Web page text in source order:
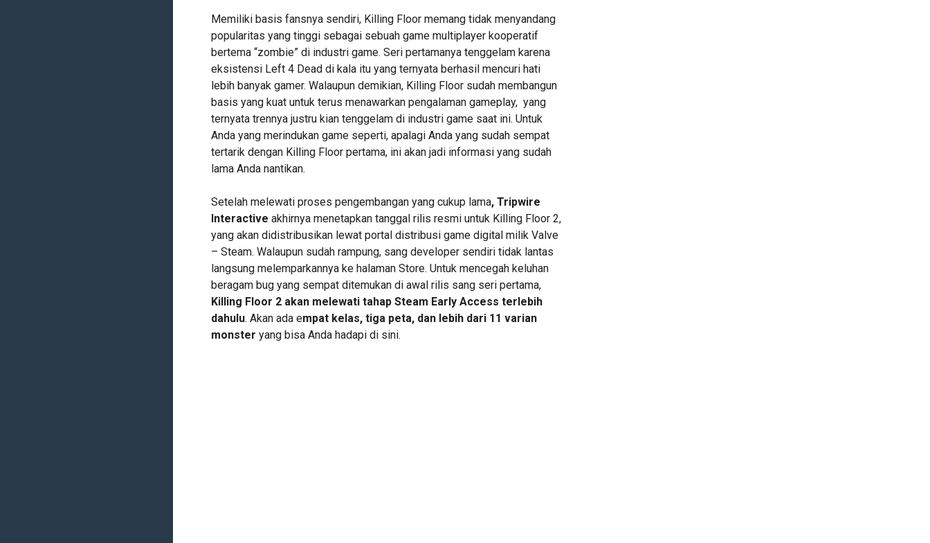
Memiliki basis fansnya sendiri, Killing Floor memang tidak menyandang
popularitas yang tinggi sebagai sebuah game multiplayer kooperatif
bertema “zombie” di industri game. Seri pertamanya tenggelam karena
eksistensi Left 4 Dead di kala itu yang ternyata berhasil mencuri hati
lebih banyak gamer. Walaupun demikian, Killing Floor sudah membangun
basis yang kuat untuk terus menawarkan pengalaman gameplay, yang
ternyata trennya justru kian tenggelam di industri game saat ini. Untuk
Anda yang merindukan game seperti, apalagi Anda yang sudah sempat
tertarik dengan Killing Floor pertama, ini akan jadi informasi yang sudah
lama Anda nantikan.
Setelah melewati proses pengembangan yang cukup lama, Tripwire
Interactive akhirnya menetapkan tanggal rilis resmi untuk Killing Floor 2,
yang akan didistribusikan lewat portal distribusi game digital milik Valve
– Steam. Walaupun sudah rampung, sang developer sendiri tidak lantas
langsung melemparkannya ke halaman Store. Untuk mencegah keluhan
beragam bug yang sempat ditemukan di awal rilis sang seri pertama,
Killing Floor 2 akan melewati tahap Steam Early Access terlebih
dahulu. Akan ada empat kelas, tiga peta, dan lebih dari 11 varian
monster yang bisa Anda hadapi di sini.